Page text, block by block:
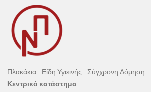
Πλακάκια - Είδη Υγιεινής - Σύγχρονη Δόμηση
Κεντρικό κατάστημα